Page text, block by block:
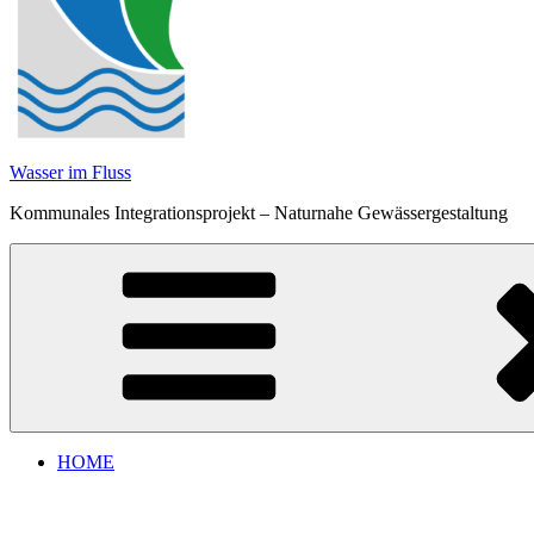
Wasser im Fluss
Kommunales Integrationsprojekt – Naturnahe Gewässergestaltung
HOME